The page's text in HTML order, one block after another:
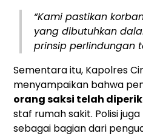
“Kami pastikan
yang dibutuhkan
prinsip perlindungan
Sementara itu, Kapolres
menyampaikan bahwa
orang saksi telah
staf rumah sakit. Polisi
sebagai bagian dari